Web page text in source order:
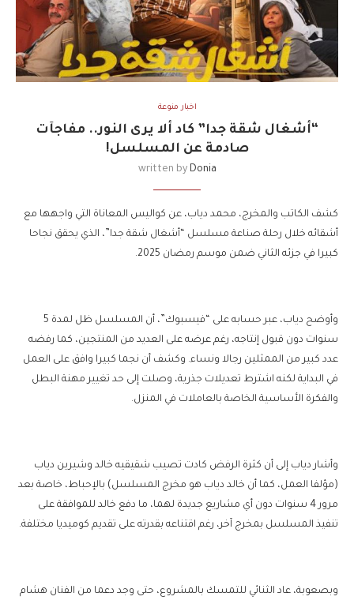
اخبار منوعة
“أشغال شقة جدا” كاد ألا يرى النور.. مفاجآت
صادمة عن المسلسل!
written by Donia
كشف الكاتب والمخرج، محمد دياب، عن كواليس المعاناة التي واجهها مع
أشقائه خلال رحلة صناعة مسلسل “أشغال شقة جدا”، الذي يحقق نجاحا
كبيرا في جزئه الثاني ضمن موسم رمضان 2025.
وأوضح دياب، عبر حسابه على “فيسبوك”، أن المسلسل ظل لمدة 5
سنوات دون قبول إنتاجه، رغم عرضه على العديد من المنتجين، كما رفضه
عدد كبير من الممثلين رجالا ونساء. وكشف أن نجما كبيرا وافق على العمل
في البداية لكنه اشترط تعديلات جذرية، وصلت إلى حد تغيير مهنة البطل
والفكرة الأساسية الخاصة بالعاملات في المنزل.
وأشار دياب إلى أن كثرة الرفض كادت تصيب شقيقيه خالد وشيرين دياب
(مؤلفا العمل، كما أن خالد دياب هو مخرج المسلسل) بالإحباط، خاصة بعد
مرور 4 سنوات دون أي مشاريع جديدة لهما، ما دفع خالد للموافقة على
تنفيذ المسلسل بمخرج آخر، رغم اقتناعه بقدرته على تقديم كوميديا مختلفة.
وبصعوبة، عاد الثنائي للتمسك بالمشروع، حتى وجد دعما من الفنان هشام